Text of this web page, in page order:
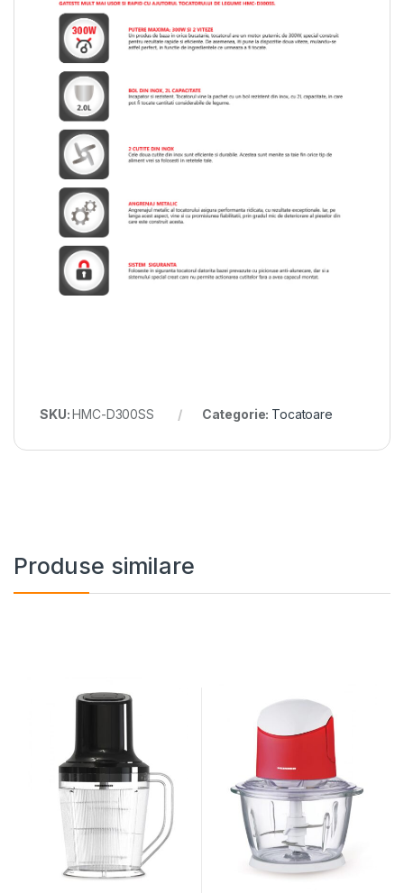
SKU:HMC-D300SS Categorie: Tocatoare
Produse similare